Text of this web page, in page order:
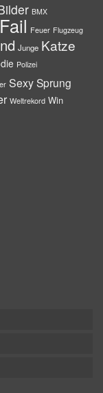
BMX
Fail Feuer Flugzeug
Junge Katze
Polizei
SexySprung
Weltrekord Win